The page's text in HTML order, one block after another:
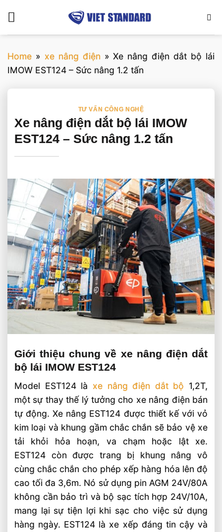
qua
nội
Home » xe nâng điện »Xe nâng điện dắt bộ lái
IMOW EST124 – Sức nâng 1.2 tấn
TƯ VẤN CÔNG NGHỆ
Xe nâng điện dắt bộ lái IMOW
EST124 – Sức nâng 1.2 tấn
Giới thiệu chung về xe nâng điện dắt
bộ lái IMOW EST124
Model EST124 là xe nâng điện dắt bộ 1,2T,
một sự thay thế lý tưởng cho xe nâng điện bán
tự động. Xe nâng EST124 được thiết kế với vỏ
kim loại và khung gầm chắc chắn sẽ bảo vệ xe
tải khỏi hỏa hoạn, va chạm hoặc lật xe.
EST124 còn được trang bị khung nâng vô
cùng chắc chắn cho phép xếp hàng hóa lên độ
cao tối đa 3,6m. Nó sử dụng pin AGM 24V/80A
không cần bảo trì và bộ sạc tích hợp 24V/10A,
mang lại sự tiện lợi khi sạc cho việc sử dụng
hàng ngày. EST124 là xe xếp đáng tin cậy và